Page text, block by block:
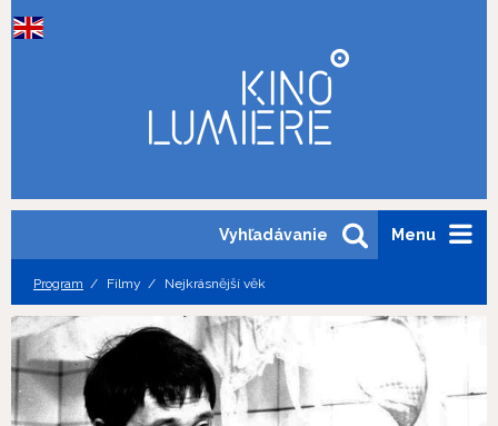
Menu
Vyhľadávanie
Program Filmy Nejkrásnější věk